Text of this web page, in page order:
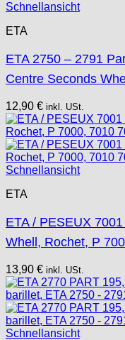
Schnellansicht
ETA
ETA 2750 – 2791
Centre Seconds
12,90 € inkl. USt.
Schnellansicht
ETA
ETA / PESEUX
Whell, Rochet, P
13,90 € inkl. USt.
Schnellansicht